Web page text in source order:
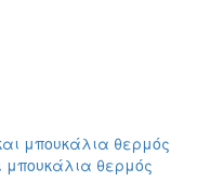
μπουκάλια θερμός